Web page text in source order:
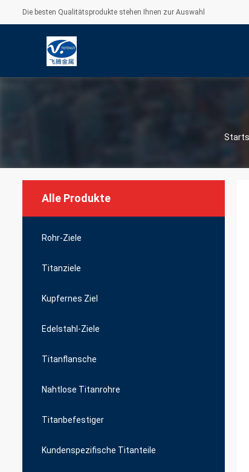
Die besten Qualitätsprodukte stehen Ihnen zur Auswahl
Alle Produkte
Rohr-Ziele
Titanziele
Kupfernes Ziel
Edelstahl-Ziele
Titanflansche
Nahtlose Titanrohre
Titanbefestiger
Kundenspezifische Titanteile